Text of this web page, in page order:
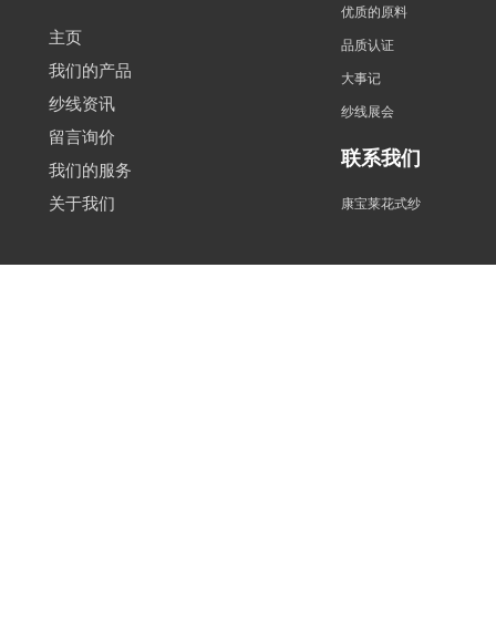
主页
我们的产品
纱线资讯
留言询价
我们的服务
关于我们
优质的原料
品质认证
大事记
纱线展会
联系我们
康宝莱花式纱